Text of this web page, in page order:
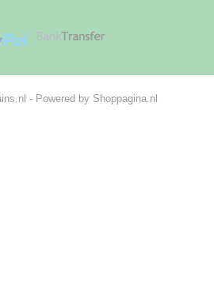
- Powered by Shoppagina.nl